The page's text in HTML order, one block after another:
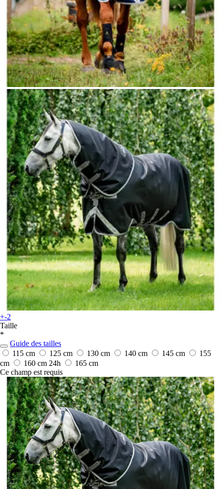
+-2
Taille
*
Guide des tailles
115 cm
125 cm 130 cm 140 cm 145 cm
155
cm
160 cm 24h
165 cm
Ce champ est requis